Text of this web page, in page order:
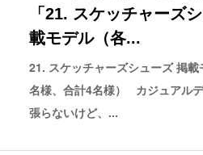
「21. スケッチャーズ
載モデル（各...
21. スケッチャーズシューズ 掲載
名様、合計4名様） カジュアル
張らないけど、...